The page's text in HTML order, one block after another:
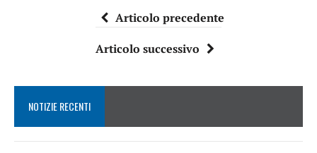
Articolo precedente
Articolo successivo
NOTIZIE RECENTI